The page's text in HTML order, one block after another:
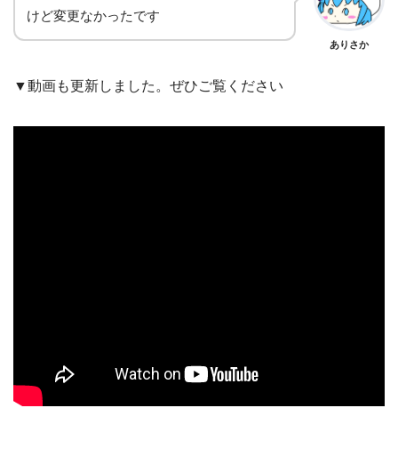
けど変更なかったです
ありさか
▼動画も更新しました。ぜひご覧ください